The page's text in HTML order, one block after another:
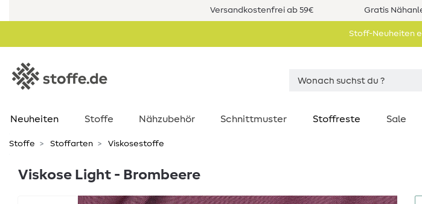
Versandkostenfrei ab 59€ Gratis
Stoff-Neuheiten
Neuheiten Stoffe Nähzubehör Schnittmuster Stoffreste Sale
Stoffe Stoffarten Viskosestoffe
Viskose Light - Brombeere